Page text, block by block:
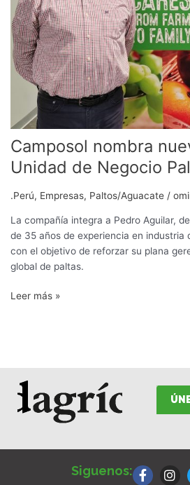
Camposol nombra
Unidad de Negocio
.Perú, Empresas, Paltos/Aguacate /
La compañía integra a Pedro Aguilar,
de 35 años de experiencia en industria
con el objetivo de reforzar su plana
global de paltas.
Negocio
Palta
Leer más »
Siguenos:
a
c
n
s